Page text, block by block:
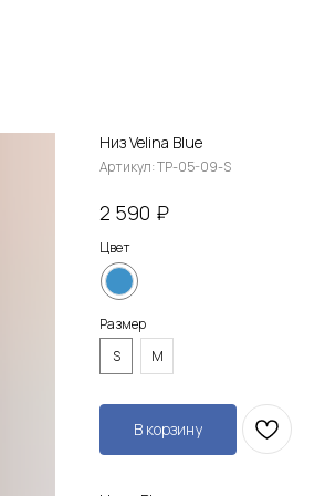
Низ Velina Blue
Артикул:TP-05-09-S
2 590 ₽
Цвет
Размер
S
M
В корзину